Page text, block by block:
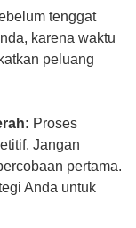
tenggat
karena waktu
peluang
Proses
Jangan
pertama.
Anda untuk